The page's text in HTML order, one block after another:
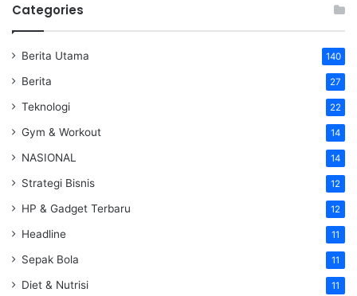
Categories
Berita Utama 140
Berita 27
Teknologi 22
Gym & Workout 14
NASIONAL 14
Strategi Bisnis 12
HP & Gadget Terbaru 12
Headline 11
Sepak Bola 11
Diet & Nutrisi 11